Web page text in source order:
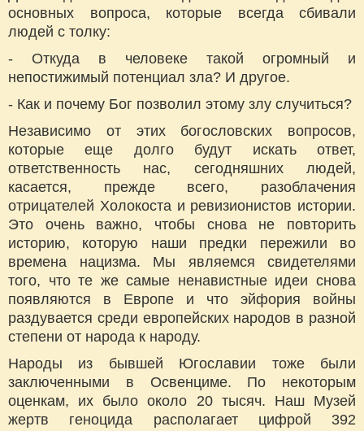
основных вопроса, которые всегда сбивали
людей с толку:
- Откуда в человеке такой огромный и
непостижимый потенциал зла? И другое.
- Как и почему Бог позволил этому злу случиться?
Независимо от этих богословских вопросов,
которые еще долго будут искать ответ,
ответственность нас, сегодняшних людей,
касается, прежде всего, разоблачения
отрицателей Холокоста и ревизионистов истории.
Это очень важно, чтобы снова не повторить
историю, которую наши предки пережили во
времена нацизма. Мы являемся свидетелями
того, что те же самые ненавистные идеи снова
появляются в Европе и что эйфория войны
раздувается среди европейских народов в разной
степени от народа к народу.
Народы из бывшей Югославии тоже были
заключенными в Освенциме. По некоторым
оценкам, их было около 20 тысяч. Наш Музей
жертв геноцида располагает цифрой 392